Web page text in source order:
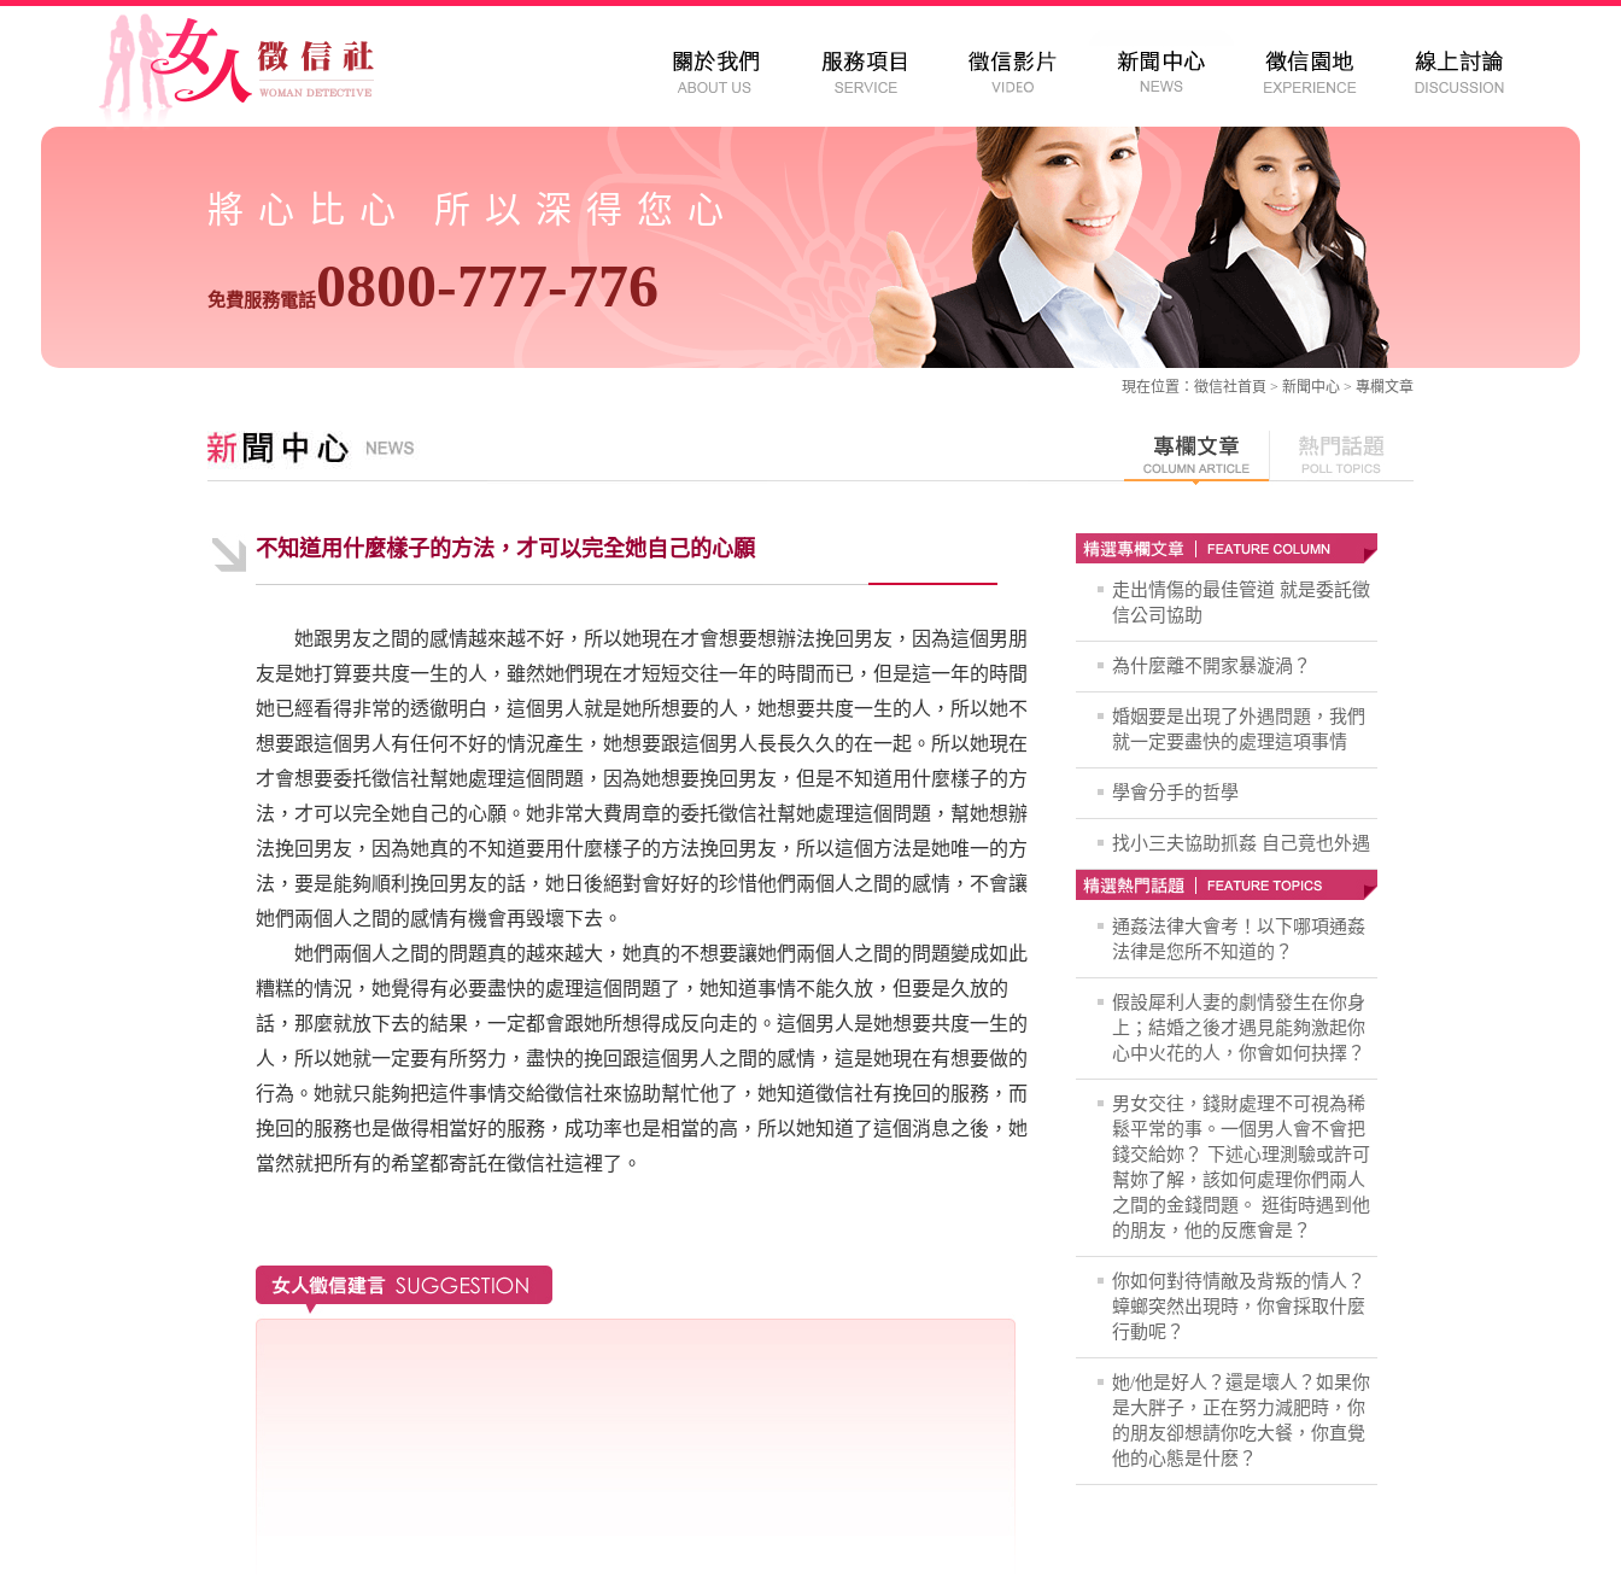
將心比心 所以深得您心
免費服務電話0800-777-776
現在位置： 徵信社首頁 > 新聞中心 > 專欄文章
不知道用什麼樣子的方法，才可以完全她自己的心願
她跟男友之間的感情越來越不好，所以她現在才會想要想辦法挽回男友，因為這個男朋
友是她打算要共度一生的人，雖然她們現在才短短交往一年的時間而已，但是這一年的時間
她已經看得非常的透徹明白，這個男人就是她所想要的人，她想要共度一生的人，所以她不
想要跟這個男人有任何不好的情況產生，她想要跟這個男人長長久久的在一起。所以她現在
才會想要委托徵信社幫她處理這個問題，因為她想要挽回男友，但是不知道用什麼樣子的方
法，才可以完全她自己的心願。她非常大費周章的委托徵信社幫她處理這個問題，幫她想辦
法挽回男友，因為她真的不知道要用什麼樣子的方法挽回男友，所以這個方法是她唯一的方
法，要是能夠順利挽回男友的話，她日後絕對會好好的珍惜他們兩個人之間的感情，不會讓
她們兩個人之間的感情有機會再毁壞下去。
她們兩個人之間的問題真的越來越大，她真的不想要讓她們兩個人之間的問題變成如此
糟糕的情況，她覺得有必要盡快的處理這個問題了，她知道事情不能久放，但要是久放的
話，那麼就放下去的結果，一定都會跟她所想得成反向走的。這個男人是她想要共度一生的
人，所以她就一定要有所努力，盡快的挽回跟這個男人之間的感情，這是她現在有想要做的
行為。她就只能夠把這件事情交給徵信社來協助幫忙他了，她知道徵信社有挽回的服務，而
挽回的服務也是做得相當好的服務，成功率也是相當的高，所以她知道了這個消息之後，她
當然就把所有的希望都寄託在徵信社這裡了。
走出情傷的最佳管道 就是委託徵
信公司協助
為什麼離不開家暴漩渦？
婚姻要是出現了外遇問題，我們
就一定要盡快的處理這項事情
學會分手的哲學
找小三夫協助抓姦 自己竟也外遇
通姦法律大會考！以下哪項通姦
法律是您所不知道的？
假設犀利人妻的劇情發生在你身
上；結婚之後才遇見能夠激起你
心中火花的人，你會如何抉擇？
男女交往，錢財處理不可視為稀
鬆平常的事。一個男人會不會把
錢交給妳？ 下述心理測驗或許可
幫妳了解，該如何處理你們兩人
之間的金錢問題。 逛街時遇到他
的朋友，他的反應會是？
你如何對待情敵及背叛的情人？
蟑螂突然出現時，你會採取什麼
行動呢？
她/他是好人？還是壞人？如果你
是大胖子，正在努力減肥時，你
的朋友卻想請你吃大餐，你直覺
他的心態是什麽？